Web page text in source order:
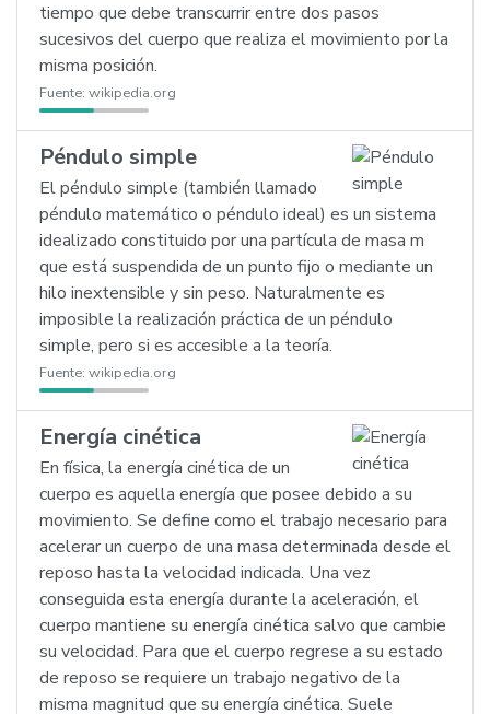
tiempo que debe transcurrir entre dos pasos
sucesivos del cuerpo que realiza el movimiento por la
misma posición.
Fuente: wikipedia.org
Péndulo simple
El péndulo simple (también llamado
péndulo matemático o péndulo ideal) es un sistema
idealizado constituido por una partícula de masa m
que está suspendida de un punto fijo o mediante un
hilo inextensible y sin peso. Naturalmente es
imposible la realización práctica de un péndulo
simple, pero si es accesible a la teoría.
Fuente: wikipedia.org
Energía cinética
En física, la energía cinética de un
cuerpo es aquella energía que posee debido a su
movimiento. Se define como el trabajo necesario para
acelerar un cuerpo de una masa determinada desde el
reposo hasta la velocidad indicada. Una vez
conseguida esta energía durante la aceleración, el
cuerpo mantiene su energía cinética salvo que cambie
su velocidad. Para que el cuerpo regrese a su estado
de reposo se requiere un trabajo negativo de la
misma magnitud que su energía cinética. Suele